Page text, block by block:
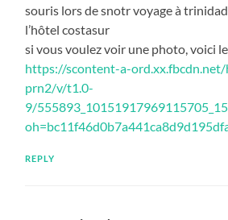
souris lors de snotr voyage à
l’hôtel costasur
si vous voulez voir une photo, voici
https://scontent-a-
prn2/v/t1.0-
9/
REPLY